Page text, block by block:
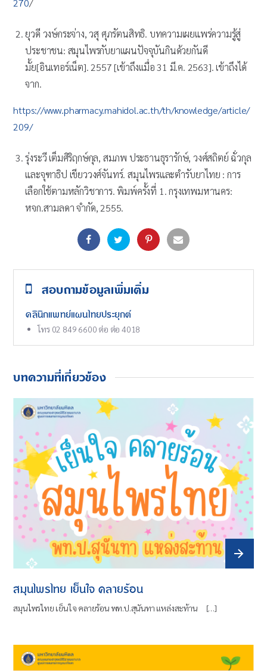
270/
ยุวดี วงษ์กระจ่าง, วสุ ศุภรัตนสิทธิ. บทความเผยแพร่ความรู้สู่
ประชาชน: สมุนไพรกับยาแผนปัจจุบันกินด้วยกันดี
มั้ย[อินเทอร์เน็ต]. 2557 [เข้าถึงเเมื่อ 31 มี.ค. 2563]. เข้าถึงได้
จาก.
https://www.pharmacy.mahidol.ac.th/th/knowledge/article/
209/
รุ่งระวี เต็มศิริฤกษ์กุล, สมภพ ประธานธุรารักษ์, วงศ์สถิตย์ ฉั่วกุล
และจุฑาธิป เขียววงศ์จันทร์. สมุนไพรและตำรับยาไทย : การ
เลือกใช้ตามหลักวิชาการ. พิมพ์ครั้งที่ 1. กรุงเทพมหานคร:
หจก.สามลดา จำกัด, 2555.
สอบถามข้อมูลเพิ่มเติ่ม
คลินิกแพทย์แผนไทยประยุกต์
โทร 02 849 6600 ต่อ ต่อ 4018
บทความที่เกี่ยวข้อง
สมุนไพรไทย เย็นใจ คลายร้อน
สมุนไพรไทย เย็นใจ คลายร้อน พท.ป.สุนันทา แหล่งสะท้าน […]